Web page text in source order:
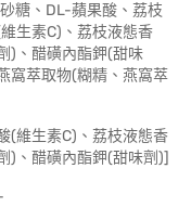
糖、DL-蘋果酸、荔枝
生素C)、荔枝液態香
)、醋磺內酯鉀(甜味
窩萃取物(糊精、燕窩萃
(維生素C)、荔枝液態香
)、醋磺內酯鉀(甜味劑)]